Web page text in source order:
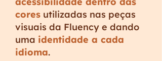
cores utilizadas nas peças
visuais da Fluency e dando
uma identidade a cada
idioma.